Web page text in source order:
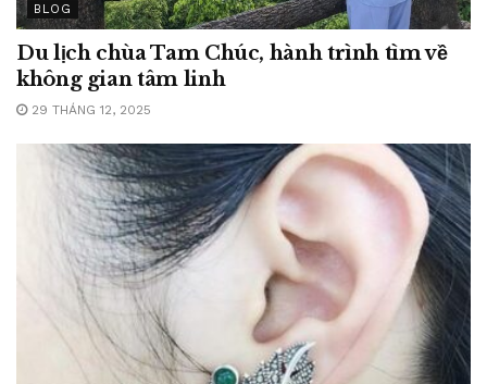
BLOG
Du lịch chùa Tam Chúc, hành trình tìm về
không gian tâm linh
29 THÁNG 12, 2025